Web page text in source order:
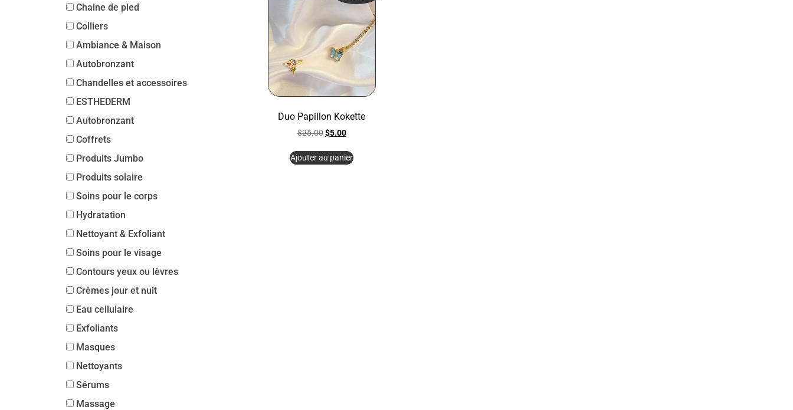
Chaine de pied
Colliers
Ambiance & Maison
Autobronzant
Chandelles et accessoires
ESTHEDERM
Autobronzant
Coffrets
Produits Jumbo
Produits solaire
Soins pour le corps
Hydratation
Nettoyant & Exfoliant
Soins pour le visage
Contours yeux ou lèvres
Crèmes jour et nuit
Eau cellulaire
Exfoliants
Masques
Nettoyants
Sérums
Massage
Duo Papillon Kokette
$25.00 $5.00
Ajouter au panier